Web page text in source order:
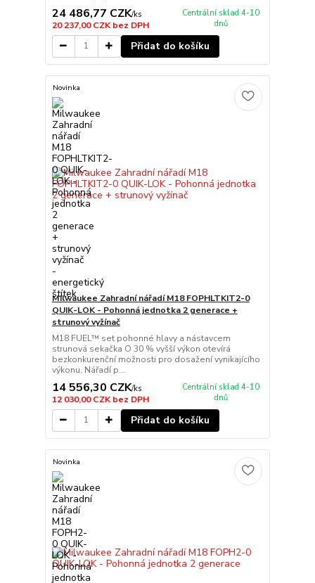
24 486,77 CZK/ks
20 237,00 CZKbez DPH
Centrální sklad 4-10
dnů
Přidat do košíku
Novinka
Milwaukee Zahradní nářadí M18 FOPHLTKIT2-0
QUIK-LOK - Pohonná jednotka 2 generace +
strunový vyžínač
M18 FUEL™ set pohonné hlavy a nástavcem
strunová sekačka O 30 % vyšší výkon otevírá
bezkonkurenční možnosti pro dosažení vynikajícího
výkonu. Nářadí p...
14 556,30 CZK/ks
12 030,00 CZKbez DPH
Centrální sklad 4-10
dnů
Přidat do košíku
Novinka